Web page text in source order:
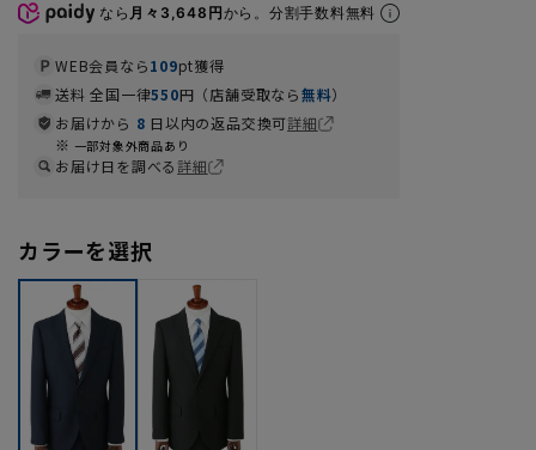
なら 月々3,648円から。分割手数料無料
WEB会員なら109pt獲得
送料 全国一律550円（店舗受取なら無料）
お届けから 8 日以内の返品交換可詳細
一部対象外商品あり
お届け日を調べる詳細
カラーを選択